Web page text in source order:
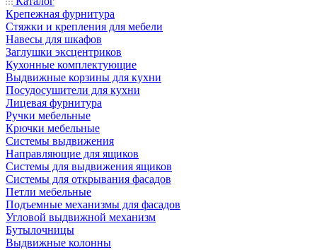
Крепежная фурнитура
Стяжки и крепления для мебели
Навесы для шкафов
Заглушки эксцентриков
Кухонные комплектующие
Выдвижные корзины для кухни
Посудосушители для кухни
Лицевая фурнитура
Ручки мебельные
Крючки мебельные
Системы выдвижения
Направляющие для ящиков
Системы для выдвижения ящиков
Системы для открывания фасадов
Петли мебельные
Подъемные механизмы для фасадов
Угловой выдвижной механизм
Бутылочницы
Выдвижные колонны